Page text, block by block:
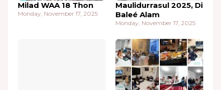
Milad WAA 18 Thon
Monday, November 17, 2025
Maulidurrasul 2025, Di
Baleé Alam
Monday, November 17, 2025